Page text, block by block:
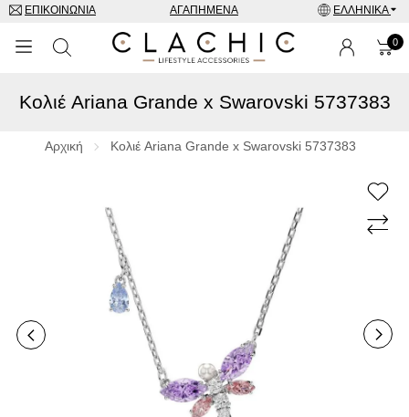
ΕΠΙΚΟΙΝΩΝΊΑ ΑΓΑΠΗΜΈΝΑ ΕΛΛΗΝΙΚΆ
0
ΜΑΡΚΕΣ
ΡΟΛΌΓΙΑ
SPECIAL OFFERS
Κολιέ Ariana Grande x Swarovski 5737383
Αρχική Κολιέ Ariana Grande x Swarovski 5737383